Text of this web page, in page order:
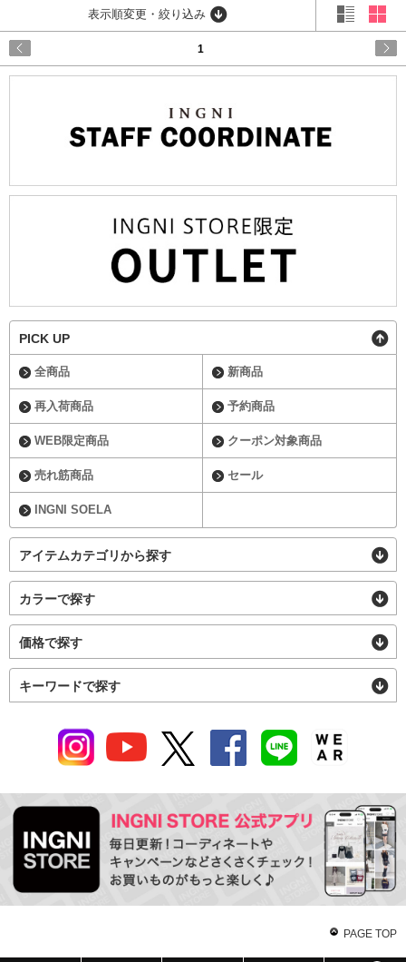
表示順変更・絞り込み
1
PICK UP
全商品 新商品
再入荷商品 予約商品
WEB限定商品 クーポン対象商品
売れ筋商品 セール
INGNI SOELA
アイテムカテゴリから探す
カラーで探す
価格で探す
キーワードで探す
PAGE TOP